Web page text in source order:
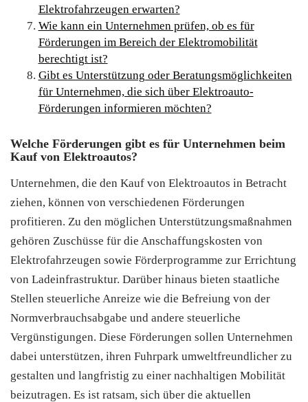
Elektrofahrzeugen erwarten?
Wie kann ein Unternehmen prüfen, ob es für
Förderungen im Bereich der Elektromobilität
berechtigt ist?
Gibt es Unterstützung oder Beratungsmöglichkeiten
für Unternehmen, die sich über Elektroauto-
Förderungen informieren möchten?
Welche Förderungen gibt es für Unternehmen beim
Kauf von Elektroautos?
Unternehmen, die den Kauf von Elektroautos in Betracht
ziehen, können von verschiedenen Förderungen
profitieren. Zu den möglichen Unterstützungsmaßnahmen
gehören Zuschüsse für die Anschaffungskosten von
Elektrofahrzeugen sowie Förderprogramme zur Errichtung
von Ladeinfrastruktur. Darüber hinaus bieten staatliche
Stellen steuerliche Anreize wie die Befreiung von der
Normverbrauchsabgabe und andere steuerliche
Vergünstigungen. Diese Förderungen sollen Unternehmen
dabei unterstützen, ihren Fuhrpark umweltfreundlicher zu
gestalten und langfristig zu einer nachhaltigen Mobilität
beizutragen. Es ist ratsam, sich über die aktuellen